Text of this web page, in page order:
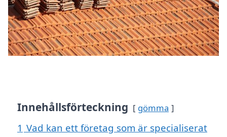
Innehållsförteckning gömma
1 Vad kan ett företag som är specialiserat